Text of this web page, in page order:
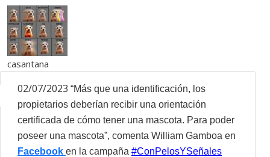
casantana
02/07/2023 “Más que una identificación, los
propietarios deberían recibir una orientación
certificada de cómo tener una mascota. Para poder
poseer una mascota”, comenta William Gamboa en
Facebook en la campaña #ConPelosYSeñales